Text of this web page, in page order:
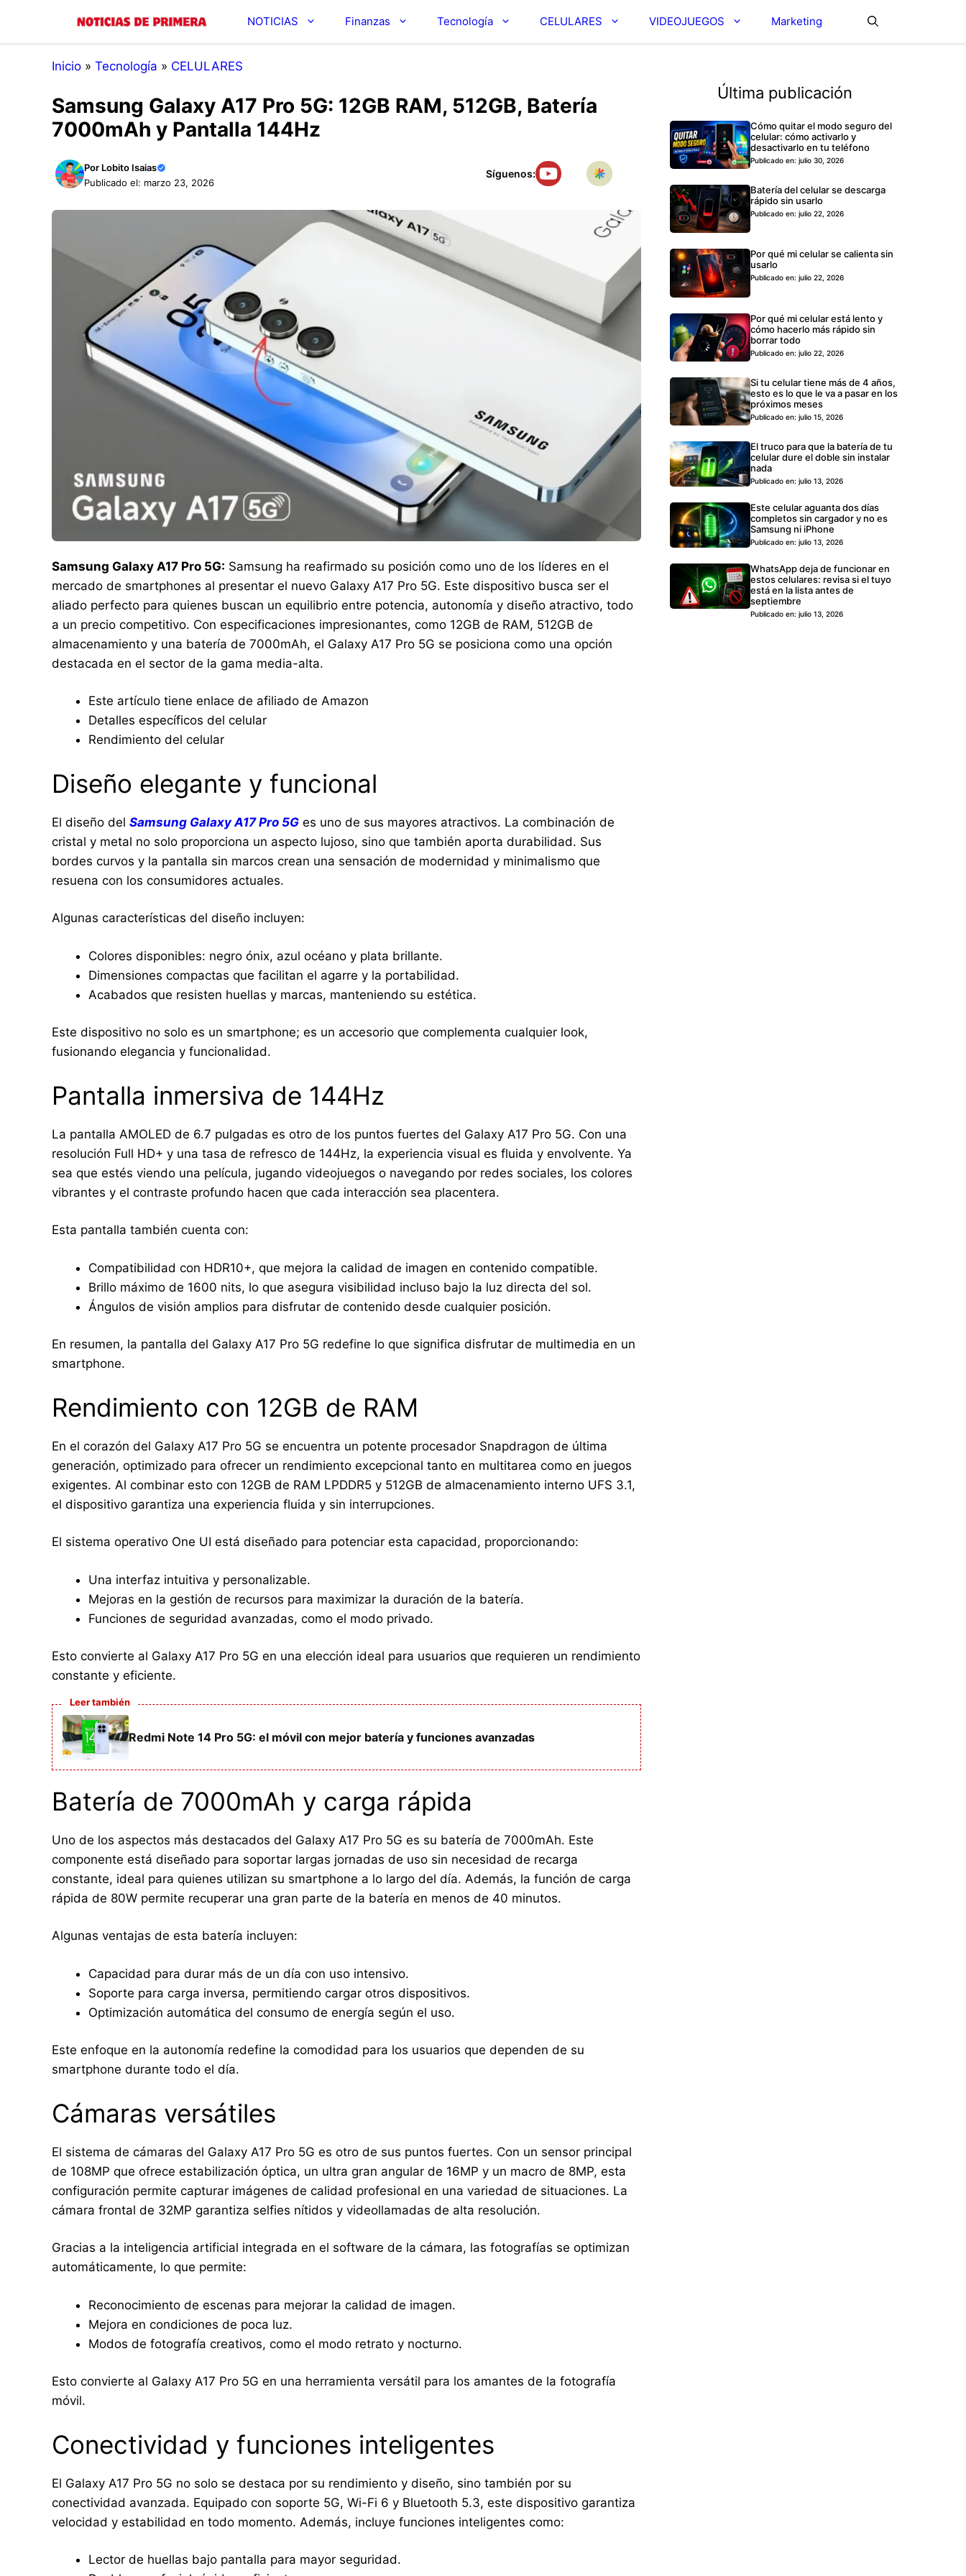
contenido
NOTICIAS Finanzas Tecnología CELULARES VIDEOJUEGOS Marketing
Inicio » Tecnología » CELULARES
Samsung Galaxy A17 Pro 5G: 12GB RAM, 512GB, Batería
7000mAh y Pantalla 144Hz
Por Lobito Isaias
Publicado el: marzo 23, 2026
Síguenos:
Samsung Galaxy A17 Pro 5G: Samsung ha reafirmado su posición como uno de los líderes en el
mercado de smartphones al presentar el nuevo Galaxy A17 Pro 5G. Este dispositivo busca ser el
aliado perfecto para quienes buscan un equilibrio entre potencia, autonomía y diseño atractivo, todo
a un precio competitivo. Con especificaciones impresionantes, como 12GB de RAM, 512GB de
almacenamiento y una batería de 7000mAh, el Galaxy A17 Pro 5G se posiciona como una opción
destacada en el sector de la gama media-alta.
Este artículo tiene enlace de afiliado de Amazon
Detalles específicos del celular
Rendimiento del celular
Diseño elegante y funcional
El diseño del Samsung Galaxy A17 Pro 5G es uno de sus mayores atractivos. La combinación de
cristal y metal no solo proporciona un aspecto lujoso, sino que también aporta durabilidad. Sus
bordes curvos y la pantalla sin marcos crean una sensación de modernidad y minimalismo que
resuena con los consumidores actuales.
Algunas características del diseño incluyen:
Colores disponibles: negro ónix, azul océano y plata brillante.
Dimensiones compactas que facilitan el agarre y la portabilidad.
Acabados que resisten huellas y marcas, manteniendo su estética.
Este dispositivo no solo es un smartphone; es un accesorio que complementa cualquier look,
fusionando elegancia y funcionalidad.
Pantalla inmersiva de 144Hz
La pantalla AMOLED de 6.7 pulgadas es otro de los puntos fuertes del Galaxy A17 Pro 5G. Con una
resolución Full HD+ y una tasa de refresco de 144Hz, la experiencia visual es fluida y envolvente. Ya
sea que estés viendo una película, jugando videojuegos o navegando por redes sociales, los colores
vibrantes y el contraste profundo hacen que cada interacción sea placentera.
Esta pantalla también cuenta con:
Compatibilidad con HDR10+, que mejora la calidad de imagen en contenido compatible.
Brillo máximo de 1600 nits, lo que asegura visibilidad incluso bajo la luz directa del sol.
Ángulos de visión amplios para disfrutar de contenido desde cualquier posición.
En resumen, la pantalla del Galaxy A17 Pro 5G redefine lo que significa disfrutar de multimedia en un
smartphone.
Rendimiento con 12GB de RAM
En el corazón del Galaxy A17 Pro 5G se encuentra un potente procesador Snapdragon de última
generación, optimizado para ofrecer un rendimiento excepcional tanto en multitarea como en juegos
exigentes. Al combinar esto con 12GB de RAM LPDDR5 y 512GB de almacenamiento interno UFS 3.1,
el dispositivo garantiza una experiencia fluida y sin interrupciones.
El sistema operativo One UI está diseñado para potenciar esta capacidad, proporcionando:
Una interfaz intuitiva y personalizable.
Mejoras en la gestión de recursos para maximizar la duración de la batería.
Funciones de seguridad avanzadas, como el modo privado.
Esto convierte al Galaxy A17 Pro 5G en una elección ideal para usuarios que requieren un rendimiento
constante y eficiente.
Leer también
Redmi Note 14 Pro 5G: el móvil con mejor batería y funciones avanzadas
Batería de 7000mAh y carga rápida
Uno de los aspectos más destacados del Galaxy A17 Pro 5G es su batería de 7000mAh. Este
componente está diseñado para soportar largas jornadas de uso sin necesidad de recarga
constante, ideal para quienes utilizan su smartphone a lo largo del día. Además, la función de carga
rápida de 80W permite recuperar una gran parte de la batería en menos de 40 minutos.
Algunas ventajas de esta batería incluyen:
Capacidad para durar más de un día con uso intensivo.
Soporte para carga inversa, permitiendo cargar otros dispositivos.
Optimización automática del consumo de energía según el uso.
Este enfoque en la autonomía redefine la comodidad para los usuarios que dependen de su
smartphone durante todo el día.
Cámaras versátiles
El sistema de cámaras del Galaxy A17 Pro 5G es otro de sus puntos fuertes. Con un sensor principal
de 108MP que ofrece estabilización óptica, un ultra gran angular de 16MP y un macro de 8MP, esta
configuración permite capturar imágenes de calidad profesional en una variedad de situaciones. La
cámara frontal de 32MP garantiza selfies nítidos y videollamadas de alta resolución.
Gracias a la inteligencia artificial integrada en el software de la cámara, las fotografías se optimizan
automáticamente, lo que permite:
Reconocimiento de escenas para mejorar la calidad de imagen.
Mejora en condiciones de poca luz.
Modos de fotografía creativos, como el modo retrato y nocturno.
Esto convierte al Galaxy A17 Pro 5G en una herramienta versátil para los amantes de la fotografía
móvil.
Conectividad y funciones inteligentes
El Galaxy A17 Pro 5G no solo se destaca por su rendimiento y diseño, sino también por su
conectividad avanzada. Equipado con soporte 5G, Wi-Fi 6 y Bluetooth 5.3, este dispositivo garantiza
velocidad y estabilidad en todo momento. Además, incluye funciones inteligentes como:
Lector de huellas bajo pantalla para mayor seguridad.
Última publicación
Cómo quitar el modo seguro del
celular: cómo activarlo y
desactivarlo en tu teléfono
Publicado en: julio 30, 2026
Batería del celular se descarga
rápido sin usarlo
Publicado en: julio 22, 2026
Por qué mi celular se calienta sin
usarlo
Publicado en: julio 22, 2026
Por qué mi celular está lento y
cómo hacerlo más rápido sin
borrar todo
Publicado en: julio 22, 2026
Si tu celular tiene más de 4 años,
esto es lo que le va a pasar en los
próximos meses
Publicado en: julio 15, 2026
El truco para que la batería de tu
celular dure el doble sin instalar
nada
Publicado en: julio 13, 2026
Este celular aguanta dos días
completos sin cargador y no es
Samsung ni iPhone
Publicado en: julio 13, 2026
WhatsApp deja de funcionar en
estos celulares: revisa si el tuyo
está en la lista antes de
septiembre
Publicado en: julio 13, 2026